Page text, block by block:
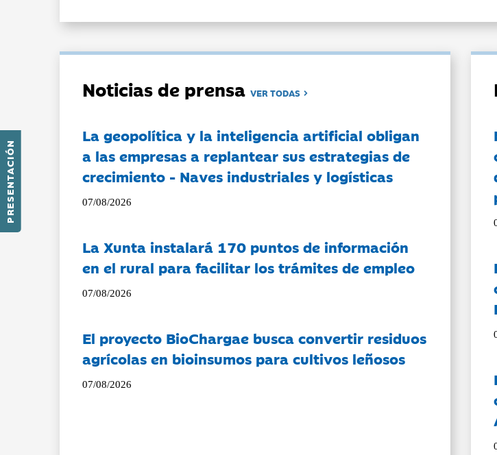
PRESENTACIÓN
Noticias de prensaVER TODAS
La geopolítica y la inteligencia artificial obligan
a las empresas a replantear sus estrategias de
crecimiento - Naves industriales y logísticas
07/08/2026
La Xunta instalará 170 puntos de información
en el rural para facilitar los trámites de empleo
07/08/2026
El proyecto BioChargae busca convertir residuos
agrícolas en bioinsumos para cultivos leñosos
07/08/2026